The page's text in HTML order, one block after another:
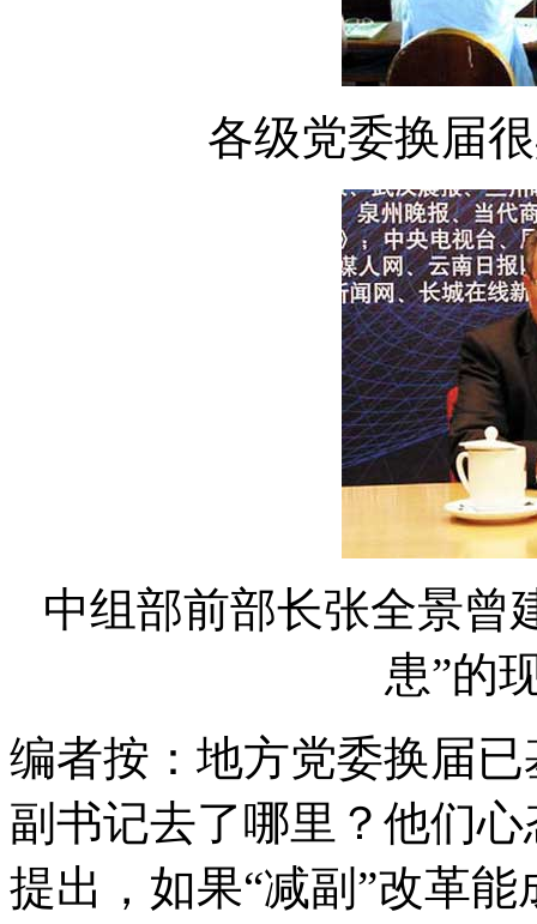
各级党委换届
中组部前部长张全景曾
患”的
编者按：地方党委换届
副书记去了哪里？他们
提出，如果“减副”改革